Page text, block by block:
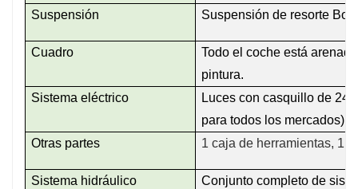
Suspensión
Suspensión de resorte Bo,
Cuadro
Todo el coche está
pintura.
Sistema eléctrico
Luces con casquillo de
para todos los mercados)
Otras partes
1 caja de herramientas, 1
Sistema hidráulico
Conjunto completo de